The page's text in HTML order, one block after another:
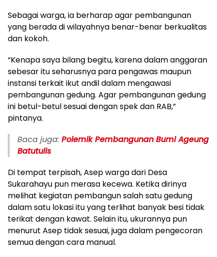
Sebagai warga, ia berharap agar pembangunan
yang berada di wilayahnya benar-benar berkualitas
dan kokoh.
“Kenapa saya bilang begitu, karena dalam anggaran
sebesar itu seharusnya para pengawas maupun
instansi terkait ikut andil dalam mengawasi
pembangunan gedung. Agar pembangunan gedung
ini betul-betul sesuai dengan spek dan RAB,”
pintanya.
Baca juga: Polemik Pembangunan Bumi Ageung
Batutulis
Di tempat terpisah, Asep warga dari Desa
Sukarahayu pun merasa kecewa. Ketika dirinya
melihat kegiatan pembangun salah satu gedung
dalam satu lokasi itu yang terlihat banyak besi tidak
terikat dengan kawat. Selain itu, ukurannya pun
menurut Asep tidak sesuai, juga dalam pengecoran
semua dengan cara manual.